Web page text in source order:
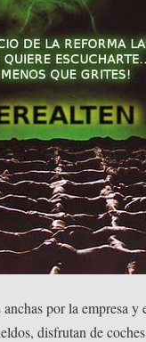
por la empresa y
disfrutan de